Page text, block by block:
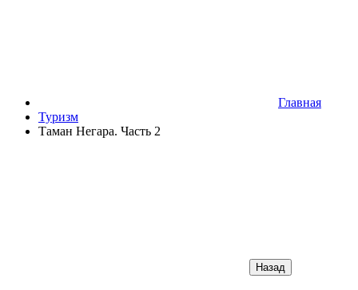
Главная
Туризм
Таман Негара. Часть 2
Назад